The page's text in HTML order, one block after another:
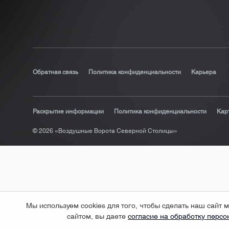
Обратная связь Политика конфиденциальности Карьера
Раскрытие информации Политика конфиденциальности
© 2026 «Воздушные Ворота Северной Столицы»
Мы используем cookies для того, чтобы сделать наш
сайтом, вы даетесогласие на обработку